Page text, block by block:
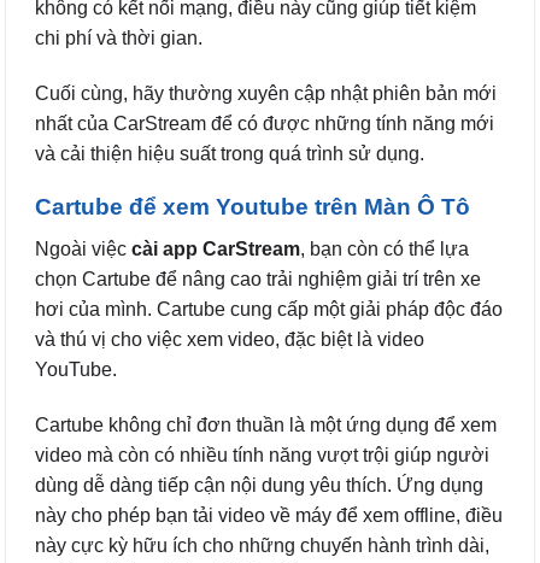
không có kết nối mạng, điều này cũng giúp tiết kiệm
chi phí và thời gian.
Cuối cùng, hãy thường xuyên cập nhật phiên bản mới
nhất của CarStream để có được những tính năng mới
và cải thiện hiệu suất trong quá trình sử dụng.
Cartube để xem Youtube trên Màn Ô Tô
Ngoài việc cài app CarStream, bạn còn có thể lựa
chọn Cartube để nâng cao trải nghiệm giải trí trên xe
hơi của mình. Cartube cung cấp một giải pháp độc đáo
và thú vị cho việc xem video, đặc biệt là video
YouTube.
Cartube không chỉ đơn thuần là một ứng dụng để xem
video mà còn có nhiều tính năng vượt trội giúp người
dùng dễ dàng tiếp cận nội dung yêu thích. Ứng dụng
này cho phép bạn tải video về máy để xem offline, điều
này cực kỳ hữu ích cho những chuyến hành trình dài,